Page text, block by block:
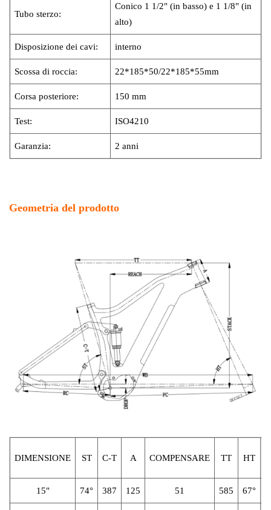
Tubo sterzo:
Conico 1 1/2" (in basso) e 1 1/8" (in
alto)
Disposizione dei cavi: interno
Scossa di roccia: 22*185*50/22*185*55mm
Corsa posteriore: 150 mm
Test: ISO4210
Garanzia: 2 anni
Geometria del prodotto
DIMENSIONE ST C-T A COMPENSARE TT HT
15" 74° 387 125 51 585 67°